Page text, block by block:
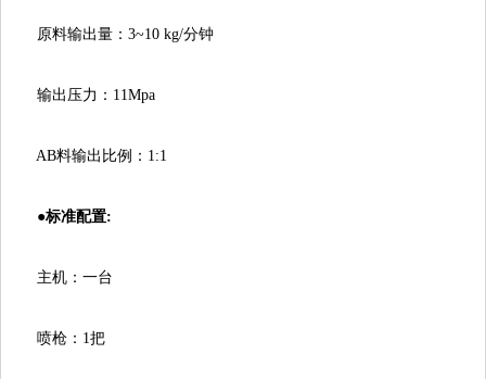
原料输出量：3~10kg/分钟
输出压力：11Mpa
AB料输出比例：1:1
●标准配置:
主机：一台
喷枪：1把